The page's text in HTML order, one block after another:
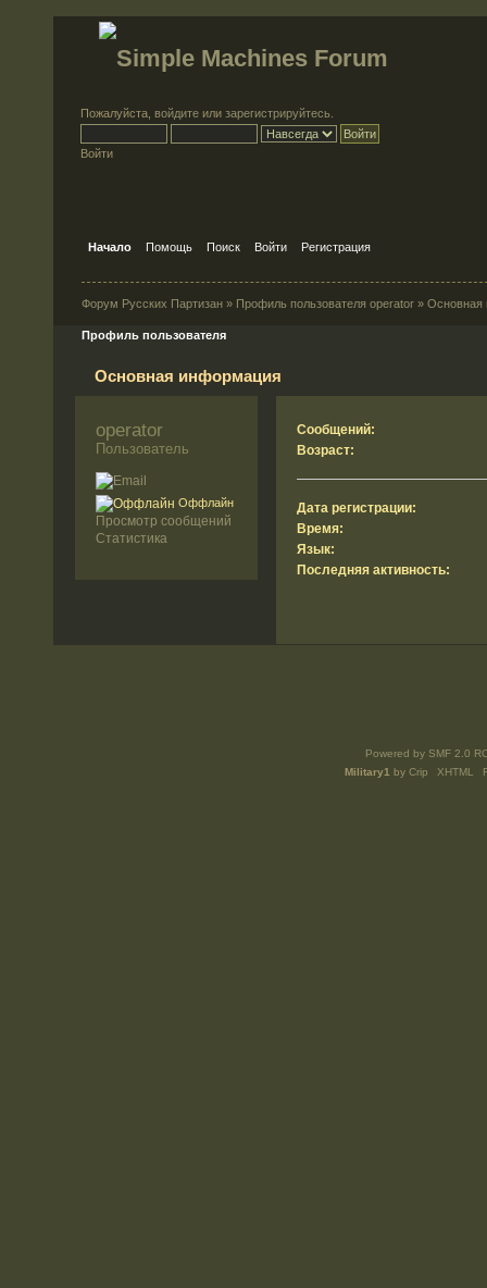
Пожалуйста, войдите или зарегистрируйтесь
Войти
Начало Помощь Поиск Войти Регистрация
Форум Русских Партизан » Профиль пользователя operator »Основная
Профиль пользователя
Основная информация
operator
Пользователь
Оффлайн
Просмотр сообщений
Статистика
Сообщений:
Возраст:
Дата регистрации:
Время:
Язык:
Последняя активность:
Powered by SMF 2.0
Military1 by Crip XHTML